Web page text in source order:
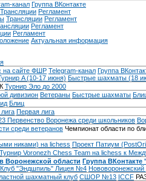
канал Группа ВКонтакте
Трансляции Регламент
Трансляции Регламент
Регламент
Регламент
Актуальная информация
на сайте ФШР Telegram-канал Группа
A (10-17 июня) Быстрые шахматы (18
Турнир Эло до 2000
дивизион Ветераны Быстрые шахматы
Блиц
Первая лига
Первенство Воронежа среди школьников
среди ветеранов Чемпионат области по
никами) на lichess Проект Патиум
Турнир Voronezh Chess Team на lichess к
Воронежской области Группа
Клуб "Эндшпиль" Лицея №4
шахматный клуб СШОР №13 ICCF